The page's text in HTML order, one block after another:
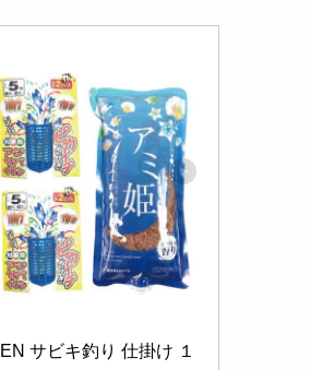
サビキ釣り 仕掛け １